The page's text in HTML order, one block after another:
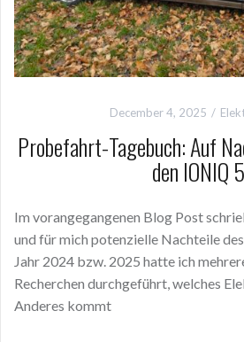
December 4, 2025
Probefahrt-Tagebuch: Auf
den IONIQ 5
Im vorangegangenen Blog Post
und für mich potenzielle Nachteile
Jahr 2024 bzw. 2025 hatte ich
Recherchen durchgeführt, welches
Anderes kommt